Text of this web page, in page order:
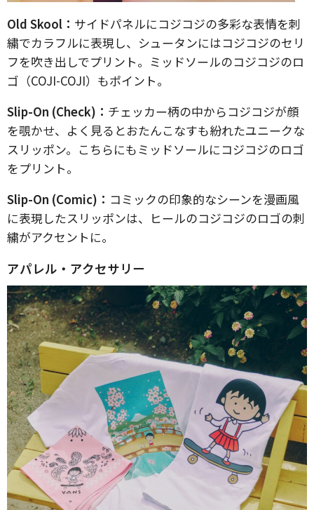
Old Skool： サイドパネルにコジコジの多彩な表情を刺
繍でカラフルに表現し、シュータンにはコジコジのセリ
フを吹き出しでプリント。ミッドソールのコジコジのロ
ゴ（COJI-COJI）もポイント。
Slip-On (Check)： チェッカー柄の中からコジコジが顔
を覗かせ、よく見るとおたんこなすも紛れたユニークな
スリッポン。こちらにもミッドソールにコジコジのロゴ
をプリント。
Slip-On (Comic)： コミックの印象的なシーンを漫画風
に表現したスリッポンは、ヒールのコジコジのロゴの刺
繍がアクセントに。
アパレル・アクセサリー